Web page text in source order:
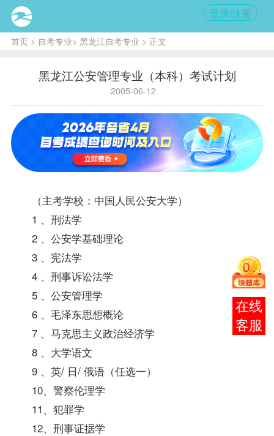
登录/注册
首页> 自考专业> 黑龙江自考专业 > 正文
黑龙江公安管理专业（本科）考试计划
2005-06-12
（主考学校：中国人民公安大学）
1 、 刑法学
2 、公安学基础理论
3 、 宪法学
4 、 刑事诉讼法学
5 、公安管理学
6 、毛泽东思想概论
7 、马克思主义政治经济学
8 、 大学语文
9 、英/ 日/ 俄语（任选一）
10、警察伦理学
11、犯罪学
12、刑事证据学
在线
客服